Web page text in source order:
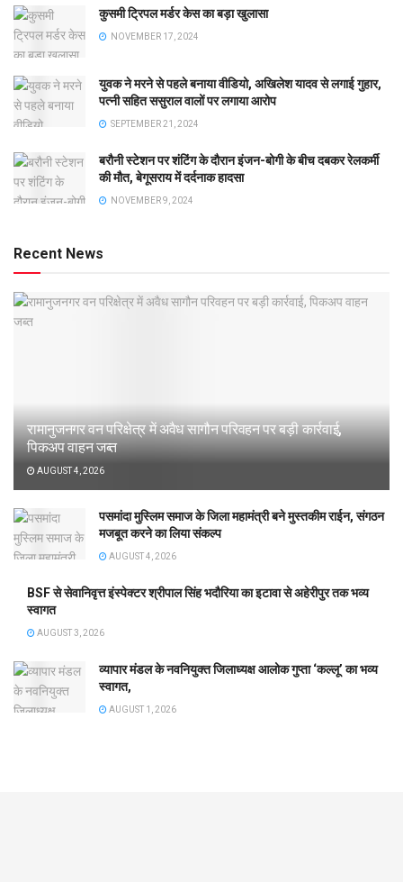
कुसमी ट्रिपल मर्डर केस का बड़ा खुलासा
NOVEMBER 17, 2024
युवक ने मरने से पहले बनाया वीडियो, अखिलेश यादव से लगाई गुहार,
पत्नी सहित ससुराल वालों पर लगाया आरोप
SEPTEMBER 21, 2024
बरौनी स्टेशन पर शंटिंग के दौरान इंजन-बोगी के बीच दबकर रेलकर्मी
की मौत, बेगूसराय में दर्दनाक हादसा
NOVEMBER 9, 2024
Recent News
रामानुजनगर वन परिक्षेत्र में अवैध सागौन परिवहन पर बड़ी कार्रवाई,
पिकअप वाहन जब्त
AUGUST 4, 2026
पसमांदा मुस्लिम समाज के जिला महामंत्री बने मुस्तकीम राईन, संगठन
मजबूत करने का लिया संकल्प
AUGUST 4, 2026
BSF से सेवानिवृत्त इंस्पेक्टर श्रीपाल सिंह भदौरिया का इटावा से अहेरीपुर तक भव्य
स्वागत
AUGUST 3, 2026
व्यापार मंडल के नवनियुक्त जिलाध्यक्ष आलोक गुप्ता ‘कल्लू’ का भव्य
स्वागत,
AUGUST 1, 2026